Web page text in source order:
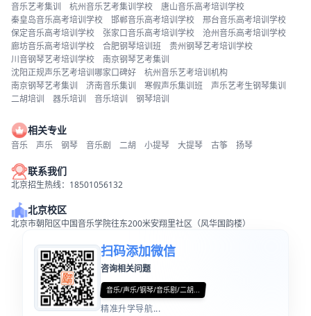
音乐艺考集训 杭州音乐艺考集训学校
唐山音乐高考培训学校
秦皇岛音乐高考培训学校
邯郸音乐高考培训学校
邢台音乐高考培训学校
保定音乐高考培训学校
张家口音乐高考培训学校
沧州音乐高考培训学校
廊坊音乐高考培训学校
合肥钢琴培训班
贵州钢琴艺考培训学校
川音钢琴艺考培训学校
南京钢琴艺考集训
沈阳正规声乐艺考培训哪家口碑好
杭州音乐艺考培训机构
南京钢琴艺考集训
济南音乐集训 寒假声乐集训班
声乐艺考生钢琴集训
二胡培训
器乐培训 音乐培训 钢琴培训
相关专业
音乐 声乐 钢琴 音乐剧 二胡 小提琴 大提琴 古筝 扬琴
联系我们
北京招生热线：18501056132
北京校区
北京市朝阳区中国音乐学院往东200米安翔里社区（风华国韵楼）
扫码添加微信
咨询相关问题
音乐/声乐/钢琴/音乐剧/二胡...
精准升学导航...